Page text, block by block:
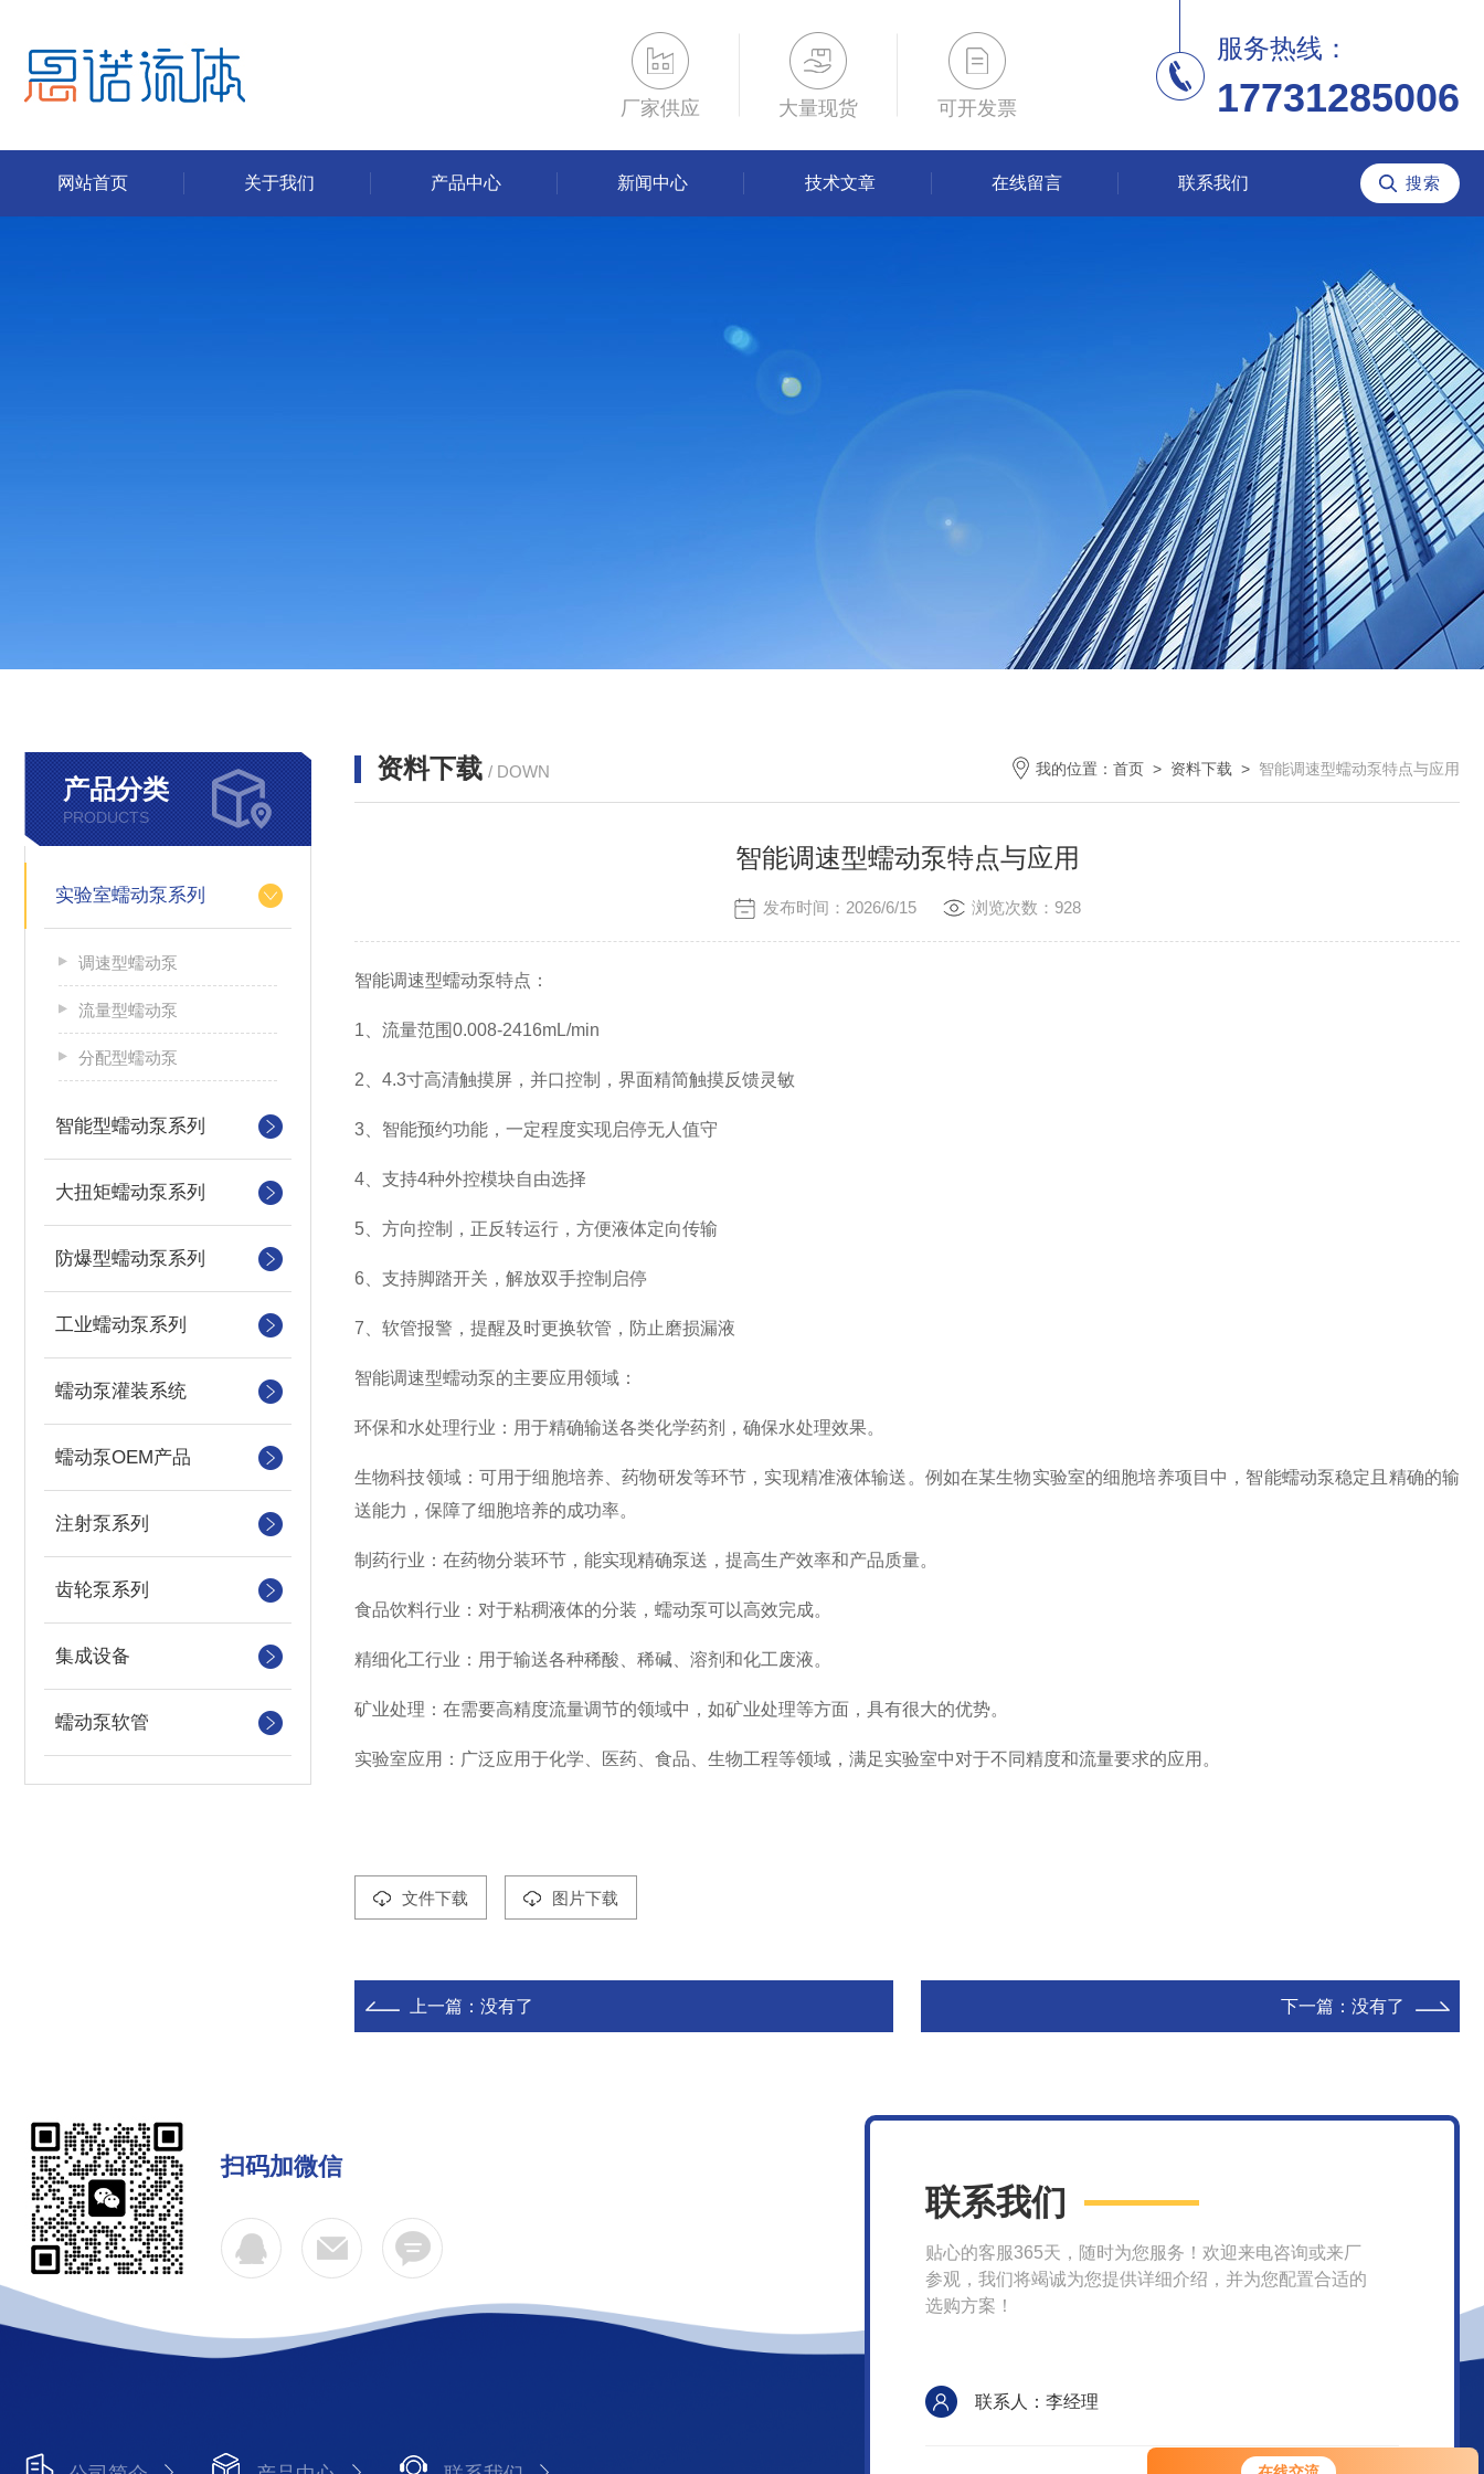
厂家供应 大量现货 可开发票
服务热线：
17731285006
网站首页 关于我们 产品中心 新闻中心 技术文章 在线留言 联系我们
产品分类
PRODUCTS
实验室蠕动泵系列
调速型蠕动泵
流量型蠕动泵
分配型蠕动泵
智能型蠕动泵系列
大扭矩蠕动泵系列
防爆型蠕动泵系列
工业蠕动泵系列
蠕动泵灌装系统
蠕动泵OEM产品
注射泵系列
齿轮泵系列
集成设备
蠕动泵软管
资料下载 / DOWN 我的位置： 首页 > 资料下载 > 智能调速型蠕动泵特点与应用
智能调速型蠕动泵特点与应用
发布时间：2026/6/15 浏览次数：928
智能调速型蠕动泵特点：
1、流量范围0.008-2416mL/min
2、4.3寸高清触摸屏，并口控制，界面精简触摸反馈灵敏
3、智能预约功能，一定程度实现启停无人值守
4、支持4种外控模块自由选择
5、方向控制，正反转运行，方便液体定向传输
6、支持脚踏开关，解放双手控制启停
7、软管报警，提醒及时更换软管，防止磨损漏液
智能调速型蠕动泵的主要应用领域：
环保和水处理行业：用于精确输送各类化学药剂，确保水处理效果。
生物科技领域：可用于细胞培养、药物研发等环节，实现精准液体输送。例如在某生物实验室的细胞培养项目中，智能蠕动泵稳定且精确的输
送能力，保障了细胞培养的成功率。
制药行业：在药物分装环节，能实现精确泵送，提高生产效率和产品质量。
食品饮料行业：对于粘稠液体的分装，蠕动泵可以高效完成。
精细化工行业：用于输送各种稀酸、稀碱、溶剂和化工废液。
矿业处理：在需要高精度流量调节的领域中，如矿业处理等方面，具有很大的优势。
实验室应用：广泛应用于化学、医药、食品、生物工程等领域，满足实验室中对于不同精度和流量要求的应用。
文件下载 图片下载
上一篇：没有了 下一篇：没有了
扫码加微信
联系我们
贴心的客服365天，随时为您服务！欢迎来电咨询或来厂
参观，我们将竭诚为您提供详细介绍，并为您配置合适的
选购方案！
联系人：李经理